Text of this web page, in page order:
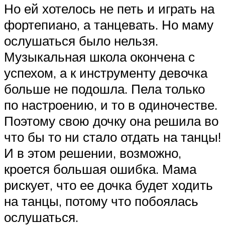
Но ей хотелось не петь и играть на
фортепиано, а танцевать. Но маму
ослушаться было нельзя.
Музыкальная школа окончена с
успехом, а к инструменту девочка
больше не подошла. Пела только
по настроению, и то в одиночестве.
Поэтому свою дочку она решила во
что бы то ни стало отдать на танцы!
И в этом решении, возможно,
кроется большая ошибка. Мама
рискует, что ее дочка будет ходить
на танцы, потому что побоялась
ослушаться.